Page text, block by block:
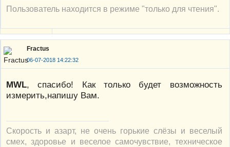
Пользователь находится в режиме "только для чтения".
Fractus
06-07-2018 14:22:32
MWL, спасибо! Как только будет возможность
измерить,напишу Вам.
Скорость и азарт, не очень горькие слёзы и веселый
смех, здоровье и веселое самочувствие, техническое